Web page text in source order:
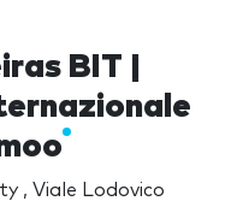
BIT |
, Viale Lodovico